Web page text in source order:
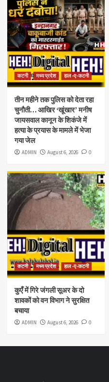
कटनी मध्य प्रदेश हाल -ए-कटनी
तीन महीने तक पुलिस को देता रहा
चुनौती… आखिर ‘खूंखार’ मनीष
जायसवाल कानून के शिकंजे में
हत्या के प्रयास के मामले में भेजा
गया जेल
ADMIN August 6, 2026 0
कटनी मध्य प्रदेश हाल -ए-कटनी
कुएँ में गिरे जंगली सूअर के दो
शावकों को वन विभाग ने सुरक्षित
बचाया
ADMIN August 6, 2026 0